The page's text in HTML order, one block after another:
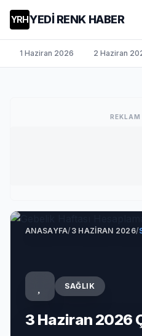
YRHYEDİ RENK HABER
1 Haziran 2026 2 Haziran
ANASAYFA/3 HAZIRAN 2026/
SAĞLIK
3 Haziran 2026